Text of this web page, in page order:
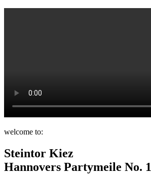
welcome to:
Steintor Kiez
Hannovers Partymeile No. 1